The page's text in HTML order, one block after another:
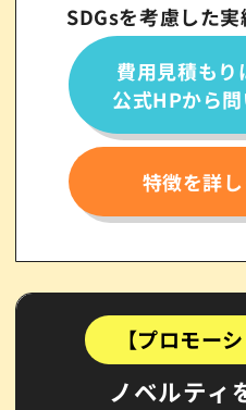
SDGsを考慮した
費用見積もり
公式HPから
特徴を詳
【プロモー
ノベルティ